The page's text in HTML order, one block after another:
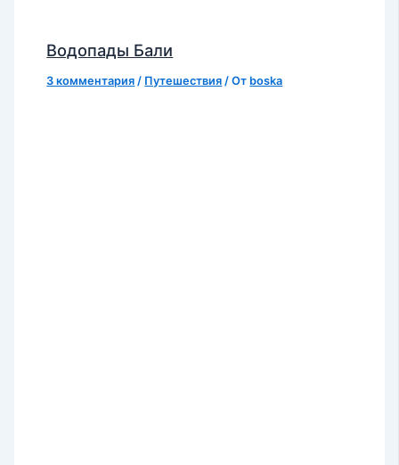
Водопады Бали
3 комментария / Путешествия / От boska